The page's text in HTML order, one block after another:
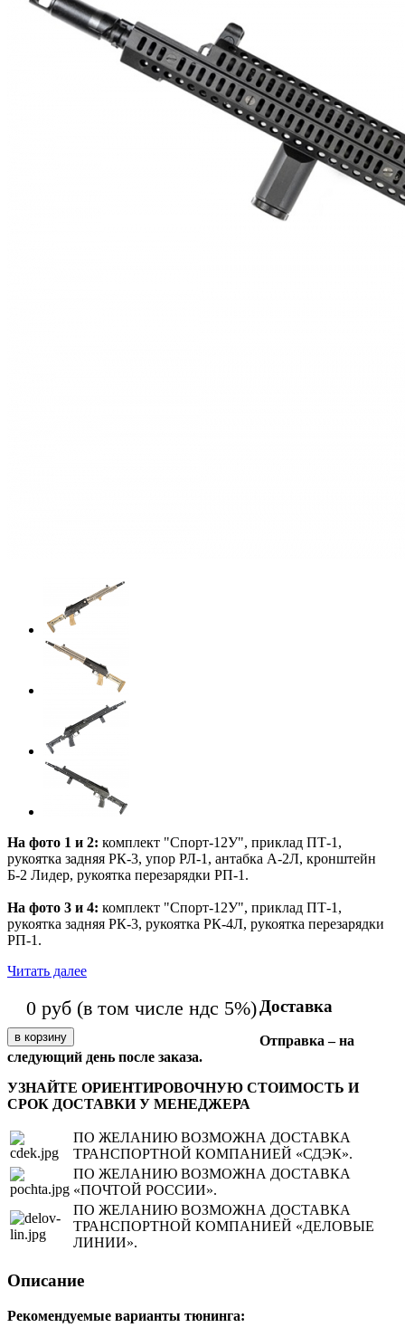
На фото 1 и 2: комплект "Спорт-12У", приклад ПТ-1,
рукоятка задняя РК-3, упор РЛ-1, антабка А-2Л, кронштейн
Б-2 Лидер, рукоятка перезарядки РП-1.
На фото 3 и 4: комплект "Спорт-12У", приклад ПТ-1,
рукоятка задняя РК-3, рукоятка РК-4Л, рукоятка перезарядки
РП-1.
Читать далее
0 руб (в том числе ндс 5%) Доставка
Отправка – на
следующий день после заказа.
УЗНАЙТЕ ОРИЕНТИРОВОЧНУЮ СТОИМОСТЬ И
СРОК ДОСТАВКИ У МЕНЕДЖЕРА
ПО ЖЕЛАНИЮ ВОЗМОЖНА ДОСТАВКА
ТРАНСПОРТНОЙ КОМПАНИЕЙ «СДЭК».
ПО ЖЕЛАНИЮ ВОЗМОЖНА ДОСТАВКА
«ПОЧТОЙ РОССИИ».
ПО ЖЕЛАНИЮ ВОЗМОЖНА ДОСТАВКА
ТРАНСПОРТНОЙ КОМПАНИЕЙ «ДЕЛОВЫЕ
ЛИНИИ».
Описание
Рекомендуемые варианты тюнинга: